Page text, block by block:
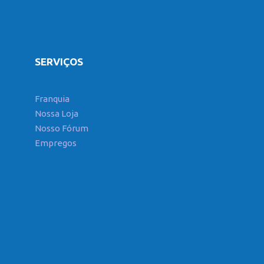
SERVIÇOS
Franquia
Nossa Loja
Nosso Fórum
Empregos